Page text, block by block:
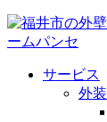
サービス
外装